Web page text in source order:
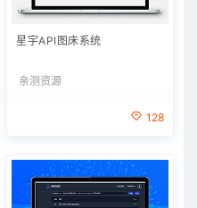
星宇API图床系统
亲测资源
128